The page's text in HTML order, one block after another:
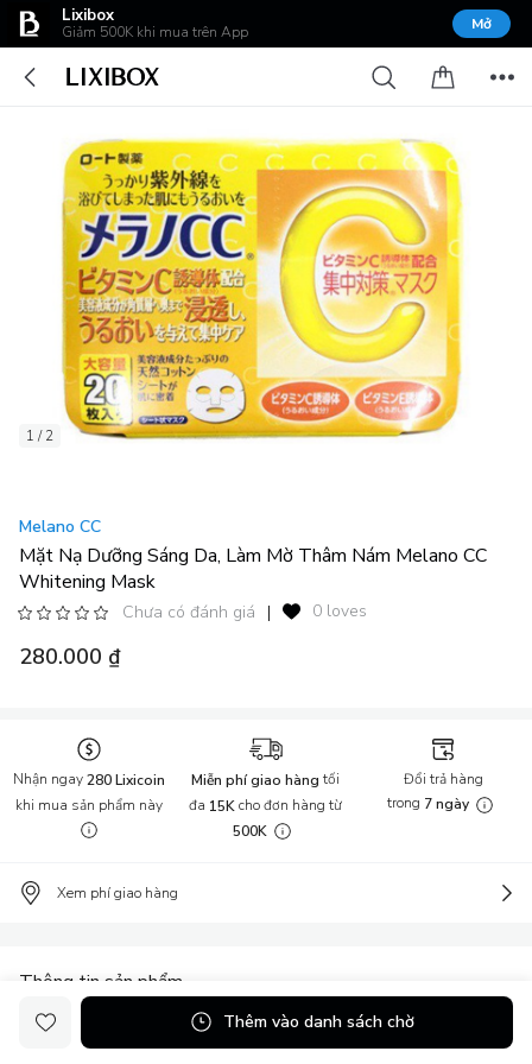
Lixibox
Giảm 500K khi mua trên App Mở
1 / 2
Melano CC
Mặt Nạ Dưỡng Sáng Da, Làm Mờ Thâm Nám Melano CC
Whitening Mask
Chưa có đánh giá | 0 loves
280.000 ₫
Nhận ngay280 Lixicoin
khi mua sản phẩm này
Miễn phí giao hàngtối
đa 15Kcho đơn hàng từ
500K
Đổi trả hàng
trong 7 ngày
Xem phí giao hàng
Thông tin sản phẩm
Melano CC là một nhãn hàng của tập đoàn dược mỹ phẩm Rohto-
Mentholatum. Đặt văn phòng đại diện tại TP.HCM vào năm 1996,
Thêm vào danh sách chờ